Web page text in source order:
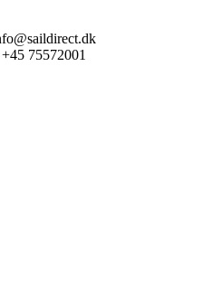
+45 75572001